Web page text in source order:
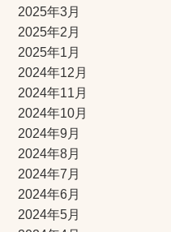
2025年3月
2025年2月
2025年1月
2024年12月
2024年11月
2024年10月
2024年9月
2024年8月
2024年7月
2024年6月
2024年5月